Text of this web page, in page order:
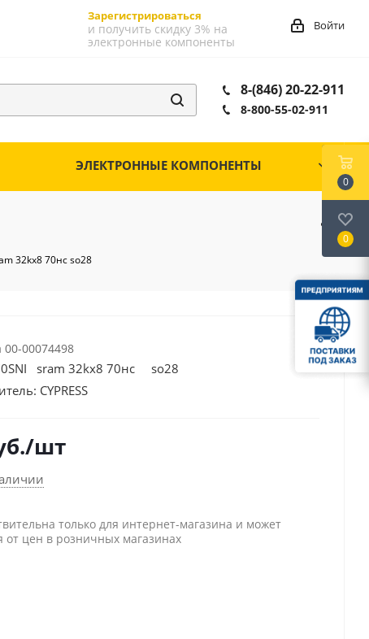
Зарегистрироваться
и получить скидку 3% на
электронные компоненты
Войти
8-(846) 20-22-911
8-800-55-02-911
ЭЛЕКТРОННЫЕ КОМПОНЕНТЫ
32kx8 70нс so28
00-00074498
sram 32kx8 70нс so28
CYPRESS
/шт
только для интернет-магазина и может
от цен в розничных магазинах
0
0